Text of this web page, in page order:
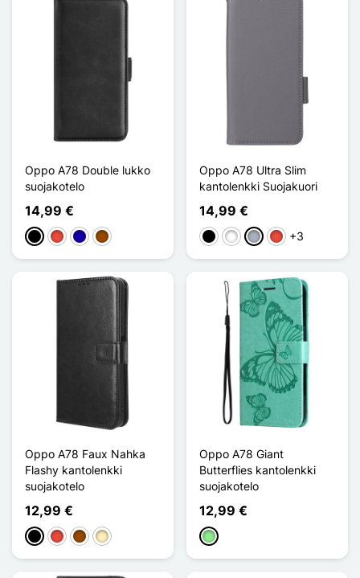
Oppo A78 Double lukko
suojakotelo
14,99 €
MustaPunainenBleu Foncé
Ruskea
Oppo A78 Ultra Slim
kantolenkki Suojakuori
14,99 €
MustaValkoinen
HarmaaPunainen
+3
Oppo A78 Faux Nahka
Flashy kantolenkki
suojakotelo
12,99 €
MustaPunainen
Ruskea
Doré
Oppo A78 Giant
Butterflies kantolenkki
suojakotelo
12,99 €
Vert clair